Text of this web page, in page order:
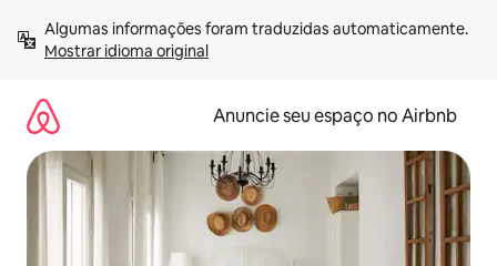
para
Mostrar idioma original
Anuncie seu espaço no Airbnb